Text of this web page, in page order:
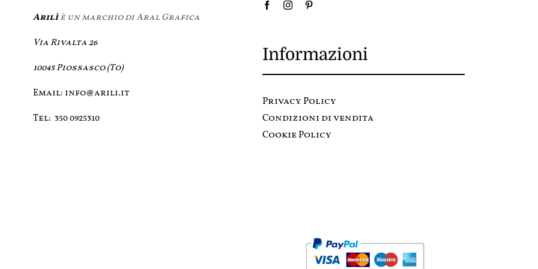
Arilìè un marchio di Aral Grafica
Via Rivalta 26
10045 Piossasco (To)
Email: info@arili.it
Tel:350 0925310
Informazioni
Privacy Policy
Condizioni di vendita
Cookie Policy